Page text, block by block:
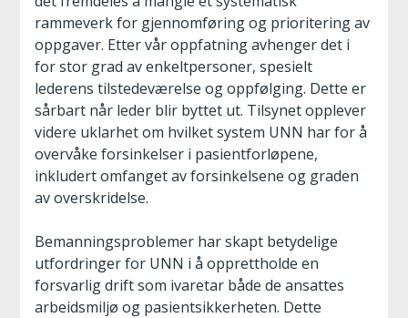
rammeverk for gjennomføring og prioritering av
oppgaver. Etter vår oppfatning avhenger det i
for stor grad av enkeltpersoner, spesielt
lederens tilstedeværelse og oppfølging. Dette er
sårbart når leder blir byttet ut. Tilsynet opplever
videre uklarhet om hvilket system UNN har for å
overvåke forsinkelser i pasientforløpene,
inkludert omfanget av forsinkelsene og graden
av overskridelse.
Bemanningsproblemer har skapt betydelige
utfordringer for UNN i å opprettholde en
forsvarlig drift som ivaretar både de ansattes
arbeidsmiljø og pasientsikkerheten. Dette